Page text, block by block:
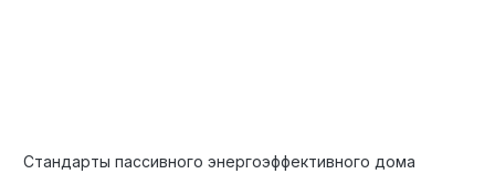
Стандарты пассивного энергоэффективного дома